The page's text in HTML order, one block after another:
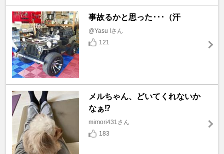
事故るかと思った･･･（汗
@Yasu !さん
121
メルちゃん、どいてくれないか
なぁ⁉️
mimori431さん
183